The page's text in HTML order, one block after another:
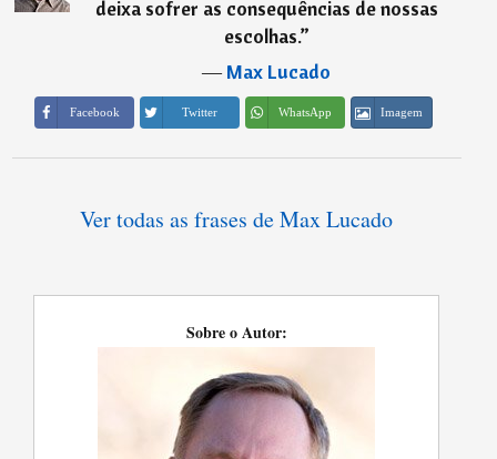
deixa sofrer as consequências de nossas
escolhas.”
―Max Lucado
Facebook Twitter WhatsApp Imagem
Ver todas as frases de Max Lucado
Sobre o Autor: